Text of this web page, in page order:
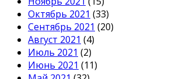
Октябрь 2021 (33)
Сентябрь 2021 (20)
Август 2021 (4)
Июль 2021 (2)
Июнь 2021 (11)